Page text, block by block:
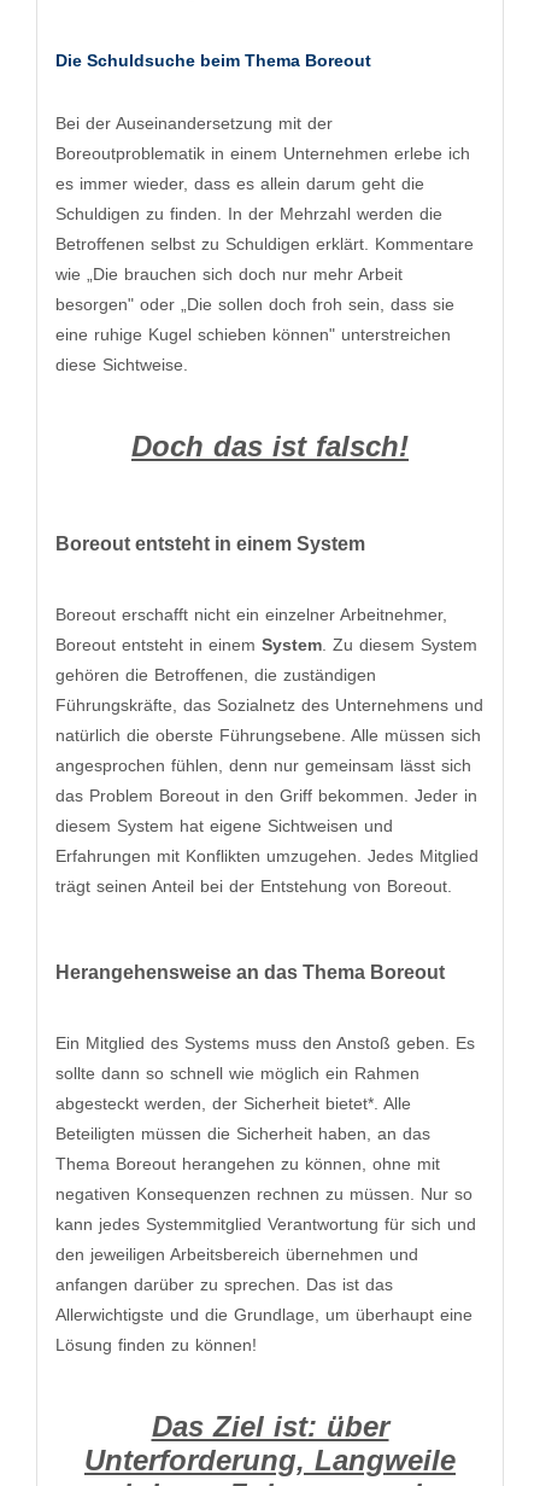
Die Schuldsuche beim Thema Boreout
Bei der Auseinandersetzung mit der
Boreoutproblematik in einem Unternehmen erlebe ich
es immer wieder, dass es allein darum geht die
Schuldigen zu finden. In der Mehrzahl werden die
Betroffenen selbst zu Schuldigen erklärt. Kommentare
wie „Die brauchen sich doch nur mehr Arbeit
besorgen" oder „Die sollen doch froh sein, dass sie
eine ruhige Kugel schieben können" unterstreichen
diese Sichtweise.
Doch das ist falsch!
Boreout entsteht in einem System
Boreout erschafft nicht ein einzelner Arbeitnehmer,
Boreout entsteht in einem System . Zu diesem System
gehören die Betroffenen, die zuständigen
Führungskräfte, das Sozialnetz des Unternehmens und
natürlich die oberste Führungsebene. Alle müssen sich
angesprochen fühlen, denn nur gemeinsam lässt sich
das Problem Boreout in den Griff bekommen. Jeder in
diesem System hat eigene Sichtweisen und
Erfahrungen mit Konflikten umzugehen. Jedes Mitglied
trägt seinen Anteil bei der Entstehung von Boreout.
Herangehensweise an das Thema Boreout
Ein Mitglied des Systems muss den Anstoß geben. Es
sollte dann so schnell wie möglich ein Rahmen
abgesteckt werden, der Sicherheit bietet*. Alle
Beteiligten müssen die Sicherheit haben, an das
Thema Boreout herangehen zu können, ohne mit
negativen Konsequenzen rechnen zu müssen. Nur so
kann jedes Systemmitglied Verantwortung für sich und
den jeweiligen Arbeitsbereich übernehmen und
anfangen darüber zu sprechen. Das ist das
Allerwichtigste und die Grundlage, um überhaupt eine
Lösung finden zu können!
Das Ziel ist: über
Unterforderung, Langweile